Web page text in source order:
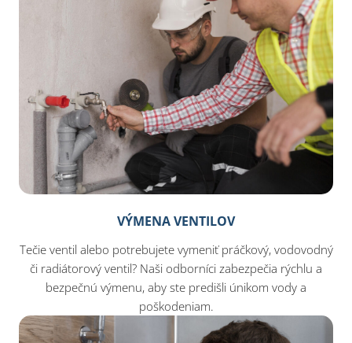
VÝMENA VENTILOV
Tečie ventil alebo potrebujete vymeniť práčkový, vodovodný
či radiátorový ventil? Naši odborníci zabezpečia rýchlu a
bezpečnú výmenu, aby ste predišli únikom vody a
poškodeniam.